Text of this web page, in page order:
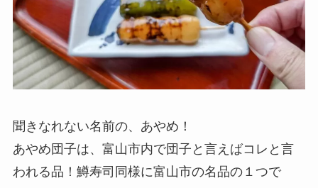
聞きなれない名前の、あやめ！
あやめ団子は、富山市内で団子と言えばコレと言
われる品！鱒寿司同様に富山市の名品の１つで